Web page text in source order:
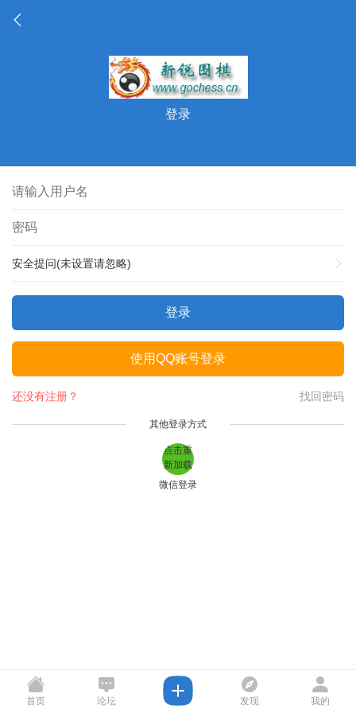
登录
安全提问(未设置请忽略)
登录
使用QQ账号登录
找回密码
还没有注册？
其他登录方式
点击重
新加载
微信登录
首页 论坛 发现 我的